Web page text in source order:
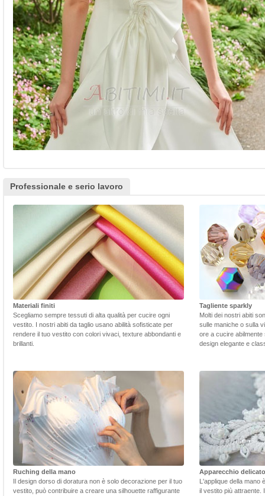
Professionale e serio lavoro
Materiali finiti
Scegliamo sempre tessuti di alta qualità per cucire ogni
vestito. I nostri abiti da taglio usano abilità sofisticate per
rendere il tuo vestito con colori vivaci, texture abbondanti e
brillanti.
Tagliente sparkly
Molti dei nostri abiti
sulle maniche o sulla
ore a cucire
design elegante e
Ruching della mano
Il design dorso di doratura non è solo decorazione per il tuo
vestito, può contribuire a creare una silhouette raffigurante
Apparecchio delicato
L'applique della mano
il vestito più attraente.